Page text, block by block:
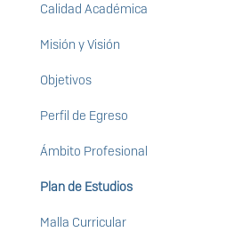
Calidad Académica
Misión y Visión
Objetivos
Perfil de Egreso
Ámbito Profesional
Plan de Estudios
Malla Curricular